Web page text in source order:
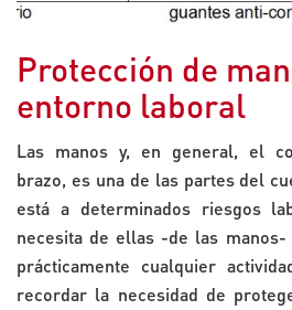
Protección de
entorno laboral
Las manos y, en general, el
brazo, es una de las partes del
está a determinados riesgos
necesita de ellas -de las
prácticamente cualquier
recordar la necesidad de